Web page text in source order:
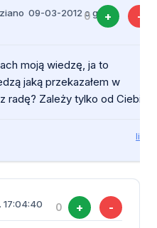
09-03-2012 o godz.
0 + -
moją wiedzę, ja to
jaką przekazałem w
radę? Zależy tylko od Ciebie.
link
17:04:40 0 + -